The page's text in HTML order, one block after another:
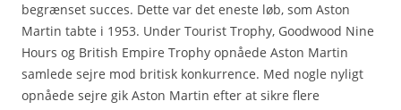
begrænset succes. Dette var det eneste løb, som Aston
Martin tabte i 1953. Under Tourist Trophy, Goodwood Nine
Hours og British Empire Trophy opnåede Aston Martin
samlede sejre mod britisk konkurrence. Med nogle nyligt
opnåede sejre gik Aston Martin efter at sikre flere